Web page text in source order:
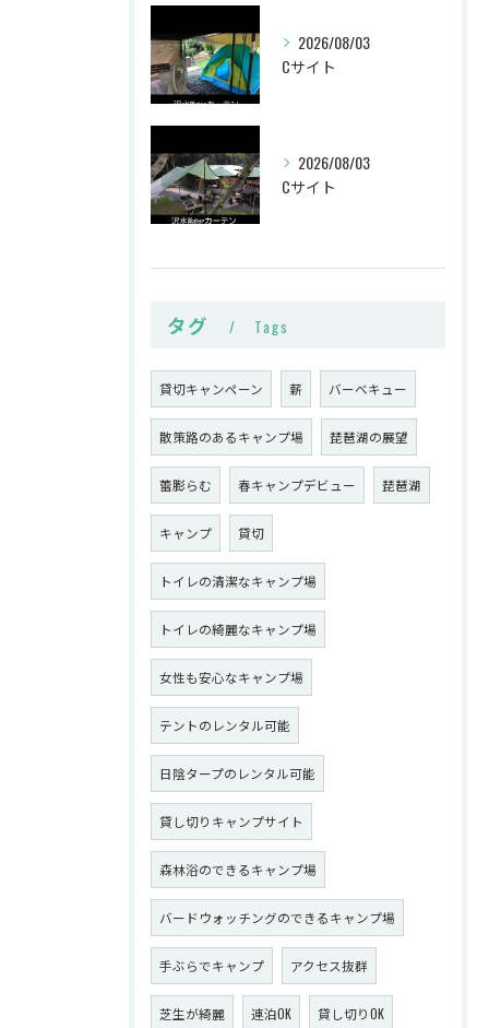
2026/08/03
Cサイト
2026/08/03
Cサイト
タグ Tags
貸切キャンペーン 薪 バーベキュー
散策路のあるキャンプ場 琵琶湖の展望
蕾膨らむ 春キャンプデビュー 琵琶湖
キャンプ 貸切
トイレの清潔なキャンプ場
トイレの綺麗なキャンプ場
女性も安心なキャンプ場
テントのレンタル可能
日陰タープのレンタル可能
貸し切りキャンプサイト
森林浴のできるキャンプ場
バードウォッチングのできるキャンプ場
手ぶらでキャンプ アクセス抜群
芝生が綺麗 連泊OK 貸し切りOK